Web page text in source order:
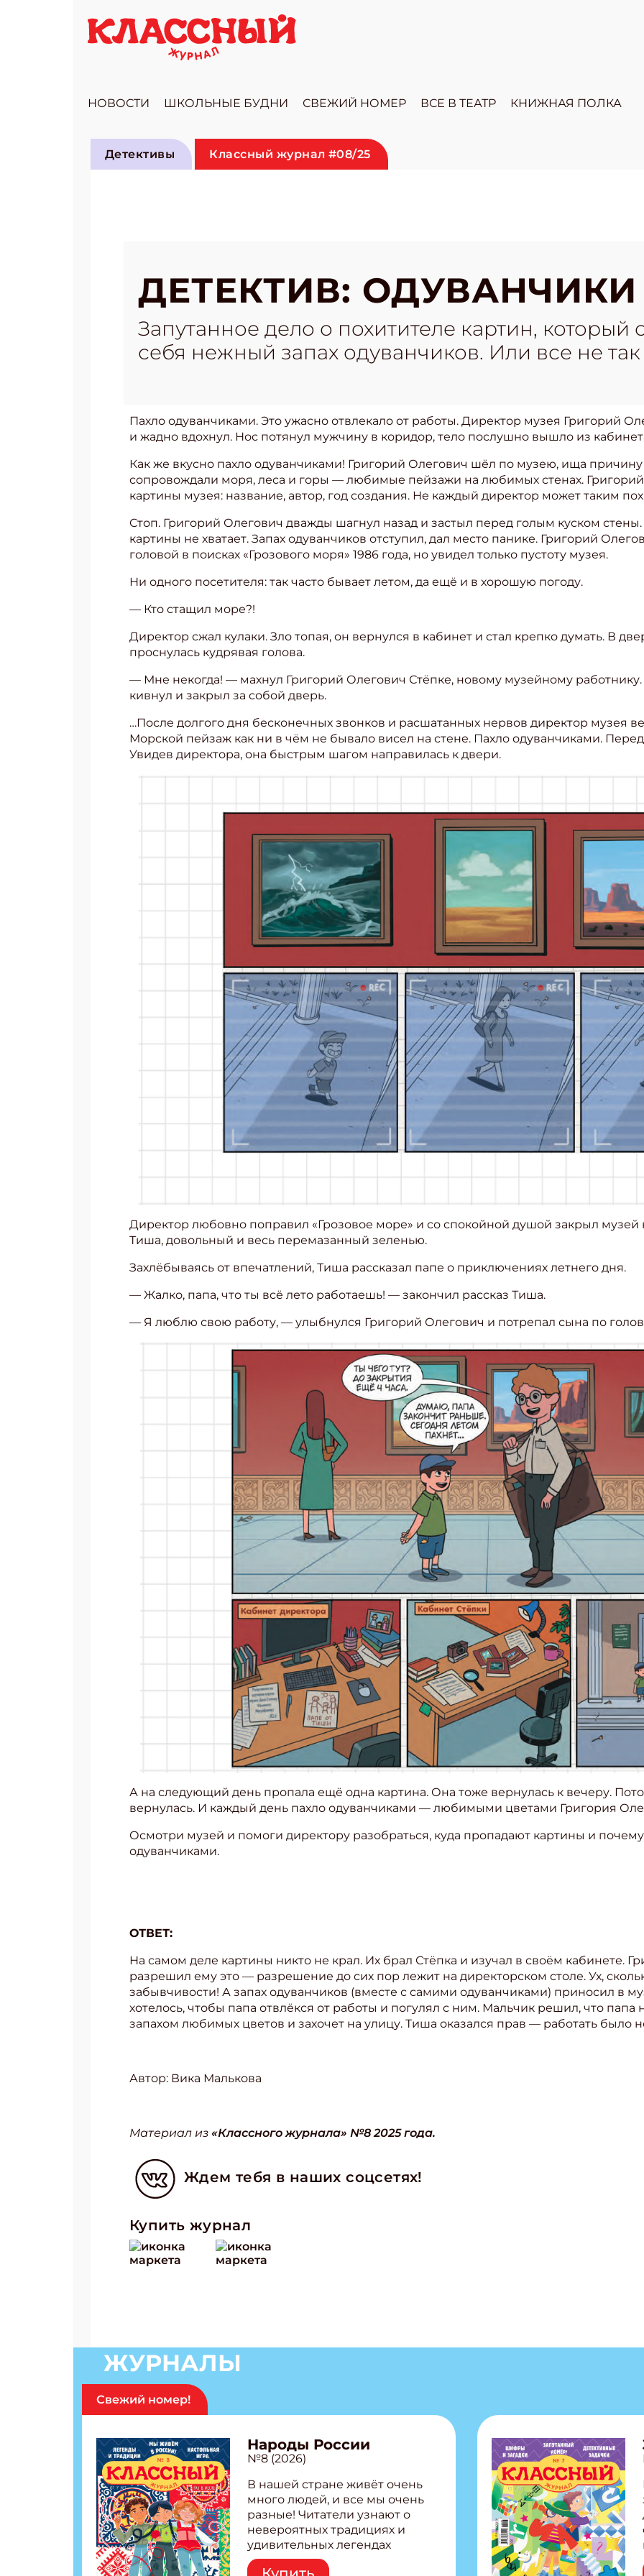
НОВОСТИ ШКОЛЬНЫЕ БУДНИ СВЕЖИЙ НОМЕР ВСЕ В ТЕАТР КНИЖНАЯ ПОЛКА
Детективы Классный журнал #08/25
ДЕТЕКТИВ: ОДУВАНЧИКИ
Запутанное дело о похитителе картин, который
себя нежный запах одуванчиков. Или все не
Пахло одуванчиками. Это ужасно отвлекало от работы. Директор музея Григорий
и жадно вдохнул. Нос потянул мужчину в коридор, тело послушно вышло из
Как же вкусно пахло одуванчиками! Григорий Олегович шёл по музею, ища причину
сопровождали моря, леса и горы — любимые пейзажи на любимых стенах. Григорий
картины музея: название, автор, год создания. Не каждый директор может таким
Стоп. Григорий Олегович дважды шагнул назад и застыл перед голым куском
картины не хватает. Запах одуванчиков отступил, дал место панике. Григорий
головой в поисках «Грозового моря» 1986 года, но увидел только пустоту музея.
Ни одного посетителя: так часто бывает летом, да ещё и в хорошую погоду.
— Кто стащил море?!
Директор сжал кулаки. Зло топая, он вернулся в кабинет и стал крепко думать. В
проснулась кудрявая голова.
— Мне некогда! — махнул Григорий Олегович Стёпке, новому музейному
кивнул и закрыл за собой дверь.
…После долгого дня бесконечных звонков и расшатанных нервов директор музея
Морской пейзаж как ни в чём не бывало висел на стене. Пахло одуванчиками.
Увидев директора, она быстрым шагом направилась к двери.
Директор любовно поправил «Грозовое море» и со спокойной душой закрыл музей
Тиша, довольный и весь перемазанный зеленью.
Захлёбываясь от впечатлений, Тиша рассказал папе о приключениях летнего дня.
— Жалко, папа, что ты всё лето работаешь! — закончил рассказ Тиша.
— Я люблю свою работу, — улыбнулся Григорий Олегович и потрепал сына по
А на следующий день пропала ещё одна картина. Она тоже вернулась к вечеру.
вернулась. И каждый день пахло одуванчиками — любимыми цветами Григория
Осмотри музей и помоги директору разобраться, куда пропадают картины и почему
одуванчиками.
ОТВЕТ:
На самом деле картины никто не крал. Их брал Стёпка и изучал в своём кабинете.
разрешил ему это — разрешение до сих пор лежит на директорском столе. Ух,
забывчивости! А запах одуванчиков (вместе с самими одуванчиками) приносил в
хотелось, чтобы папа отвлёкся от работы и погулял с ним. Мальчик решил, что папа
запахом любимых цветов и захочет на улицу. Тиша оказался прав — работать было
Автор: Вика Малькова
Материал из «Классного журнала» №8 2025 года.
Ждем тебя в наших соцсетях!
Купить журнал
ЖУРНАЛЫ
Свежий номер!
Народы России
№8 (2026)
В нашей стране живёт очень
много людей, и все мы очень
разные! Читатели узнают о
невероятных традициях и
удивительных легендах
народов России! Внутри: